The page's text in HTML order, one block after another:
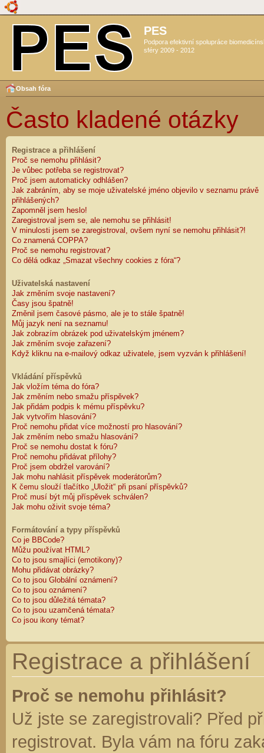
PES
Podpora efektivní spolupráce
sféry 2009 - 2012
Obsah fóra
Často kladené otázky
Registrace a přihlášení
Proč se nemohu přihlásit?
Je vůbec potřeba se registrovat?
Proč jsem automaticky odhlášen?
Jak zabráním, aby se moje uživatelské jméno objevilo v seznamu právě
přihlášených?
Zapomněl jsem heslo!
Zaregistroval jsem se, ale nemohu se přihlásit!
V minulosti jsem se zaregistroval, ovšem nyní se nemohu přihlásit?!
Co znamená COPPA?
Proč se nemohu registrovat?
Co dělá odkaz „Smazat všechny cookies z fóra“?
Uživatelská nastavení
Jak změním svoje nastavení?
Časy jsou špatně!
Změnil jsem časové pásmo, ale je to stále špatně!
Můj jazyk není na seznamu!
Jak zobrazím obrázek pod uživatelským jménem?
Jak změním svoje zařazení?
Když kliknu na e-mailový odkaz uživatele, jsem vyzván k přihlášení!
Vkládání příspěvků
Jak vložím téma do fóra?
Jak změním nebo smažu příspěvek?
Jak přidám podpis k mému příspěvku?
Jak vytvořím hlasování?
Proč nemohu přidat více možností pro hlasování?
Jak změním nebo smažu hlasování?
Proč se nemohu dostat k fóru?
Proč nemohu přidávat přílohy?
Proč jsem obdržel varování?
Jak mohu nahlásit příspěvek moderátorům?
K čemu slouží tlačítko „Uložit“ při psaní příspěvků?
Proč musí být můj příspěvek schválen?
Jak mohu oživit svoje téma?
Formátování a typy příspěvků
Co je BBCode?
Můžu používat HTML?
Co to jsou smajlíci (emotikony)?
Mohu přidávat obrázky?
Co to jsou Globální oznámení?
Co to jsou oznámení?
Co to jsou důležitá témata?
Co to jsou uzamčená témata?
Co jsou ikony témat?
Registrace a přihlášení
Proč se nemohu přihlásit?
Už jste se zaregistrovali? Před
registrovat. Byla vám na fóru